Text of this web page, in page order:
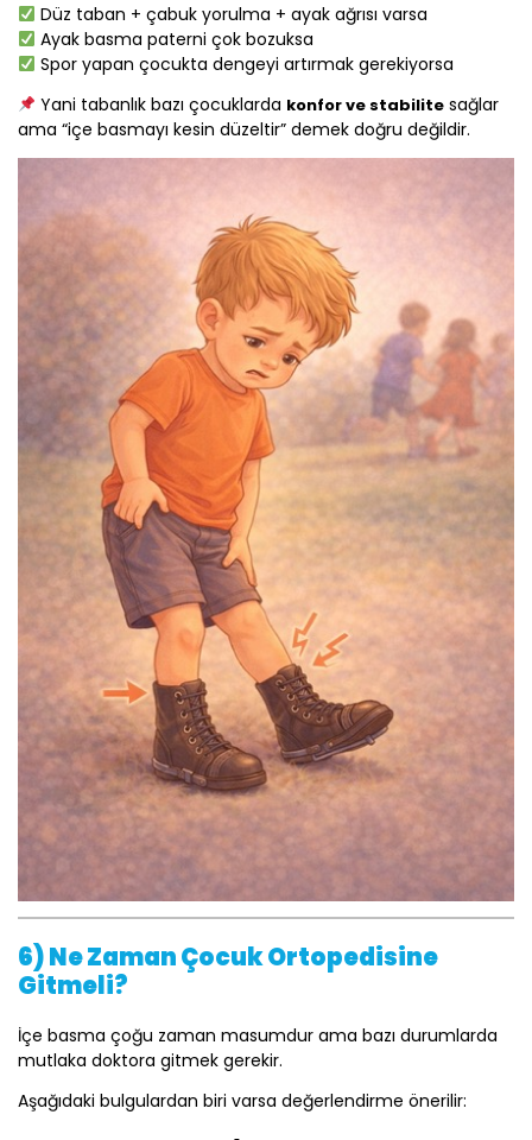
Düz taban + çabuk yorulma + ayak ağrısı varsa
Ayak basma paterni çok bozuksa
Spor yapan çocukta dengeyi artırmak gerekiyorsa
Yani tabanlık bazı çocuklarda konfor ve stabilitesağlar
ama “içe basmayı kesin düzeltir” demek doğru değildir.
6) Ne Zaman Çocuk Ortopedisine
Gitmeli?
İçe basma çoğu zaman masumdur ama bazı durumlarda
mutlaka doktora gitmek gerekir.
Aşağıdaki bulgulardan biri varsa değerlendirme önerilir: